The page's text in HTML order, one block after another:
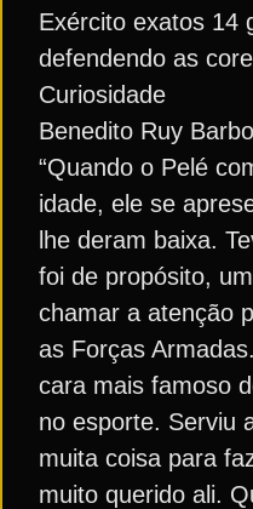
Exército exatos 14
defendendo as
Curiosidade
Benedito Ruy
“Quando o Pelé
idade, ele se
lhe deram baixa.
foi de propósito,
chamar a atenção
as Forças
cara mais famoso
no esporte. Serviu
muita coisa para
muito querido ali.